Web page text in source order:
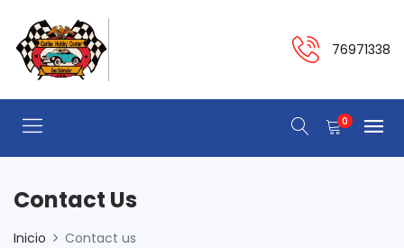
76971338
0
Contact Us
Inicio Contact us